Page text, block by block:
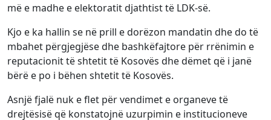
më e madhe e elektoratit djathtist të LDK-së.
Kjo e ka hallin se në prill e dorëzon mandatin dhe do të
mbahet përgjegjëse dhe bashkëfajtore për rrënimin e
reputacionit të shtetit të Kosovës dhe dëmet që i janë
bërë e po i bëhen shtetit të Kosovës.
Asnjë fjalë nuk e flet për vendimet e organeve të
drejtësisë që konstatojnë uzurpimin e institucioneve